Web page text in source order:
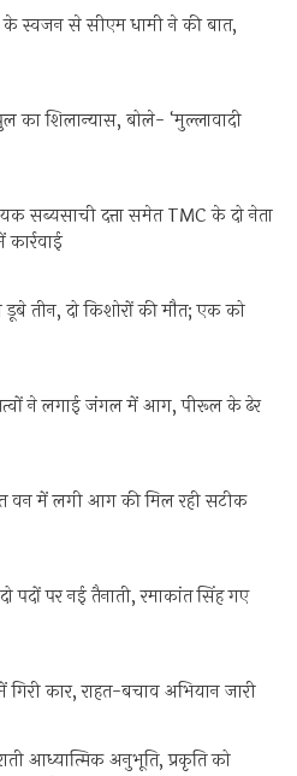
के स्वजन से सीएम धामी ने की बात,
का शिलान्यास, बोले- ‘मुल्लावादी
सब्यसाची दत्ता समेत TMC के दो नेता
तीन, दो किशोरों की मौत; एक को
ने लगाई जंगल में आग, पीरूल के ढेर
वन में लगी आग की मिल रही सटीक
पदों पर नई तैनाती, रमाकांत सिंह गए
कार, राहत-बचाव अभियान जारी
आध्यात्मिक अनुभूति, प्रकृति को